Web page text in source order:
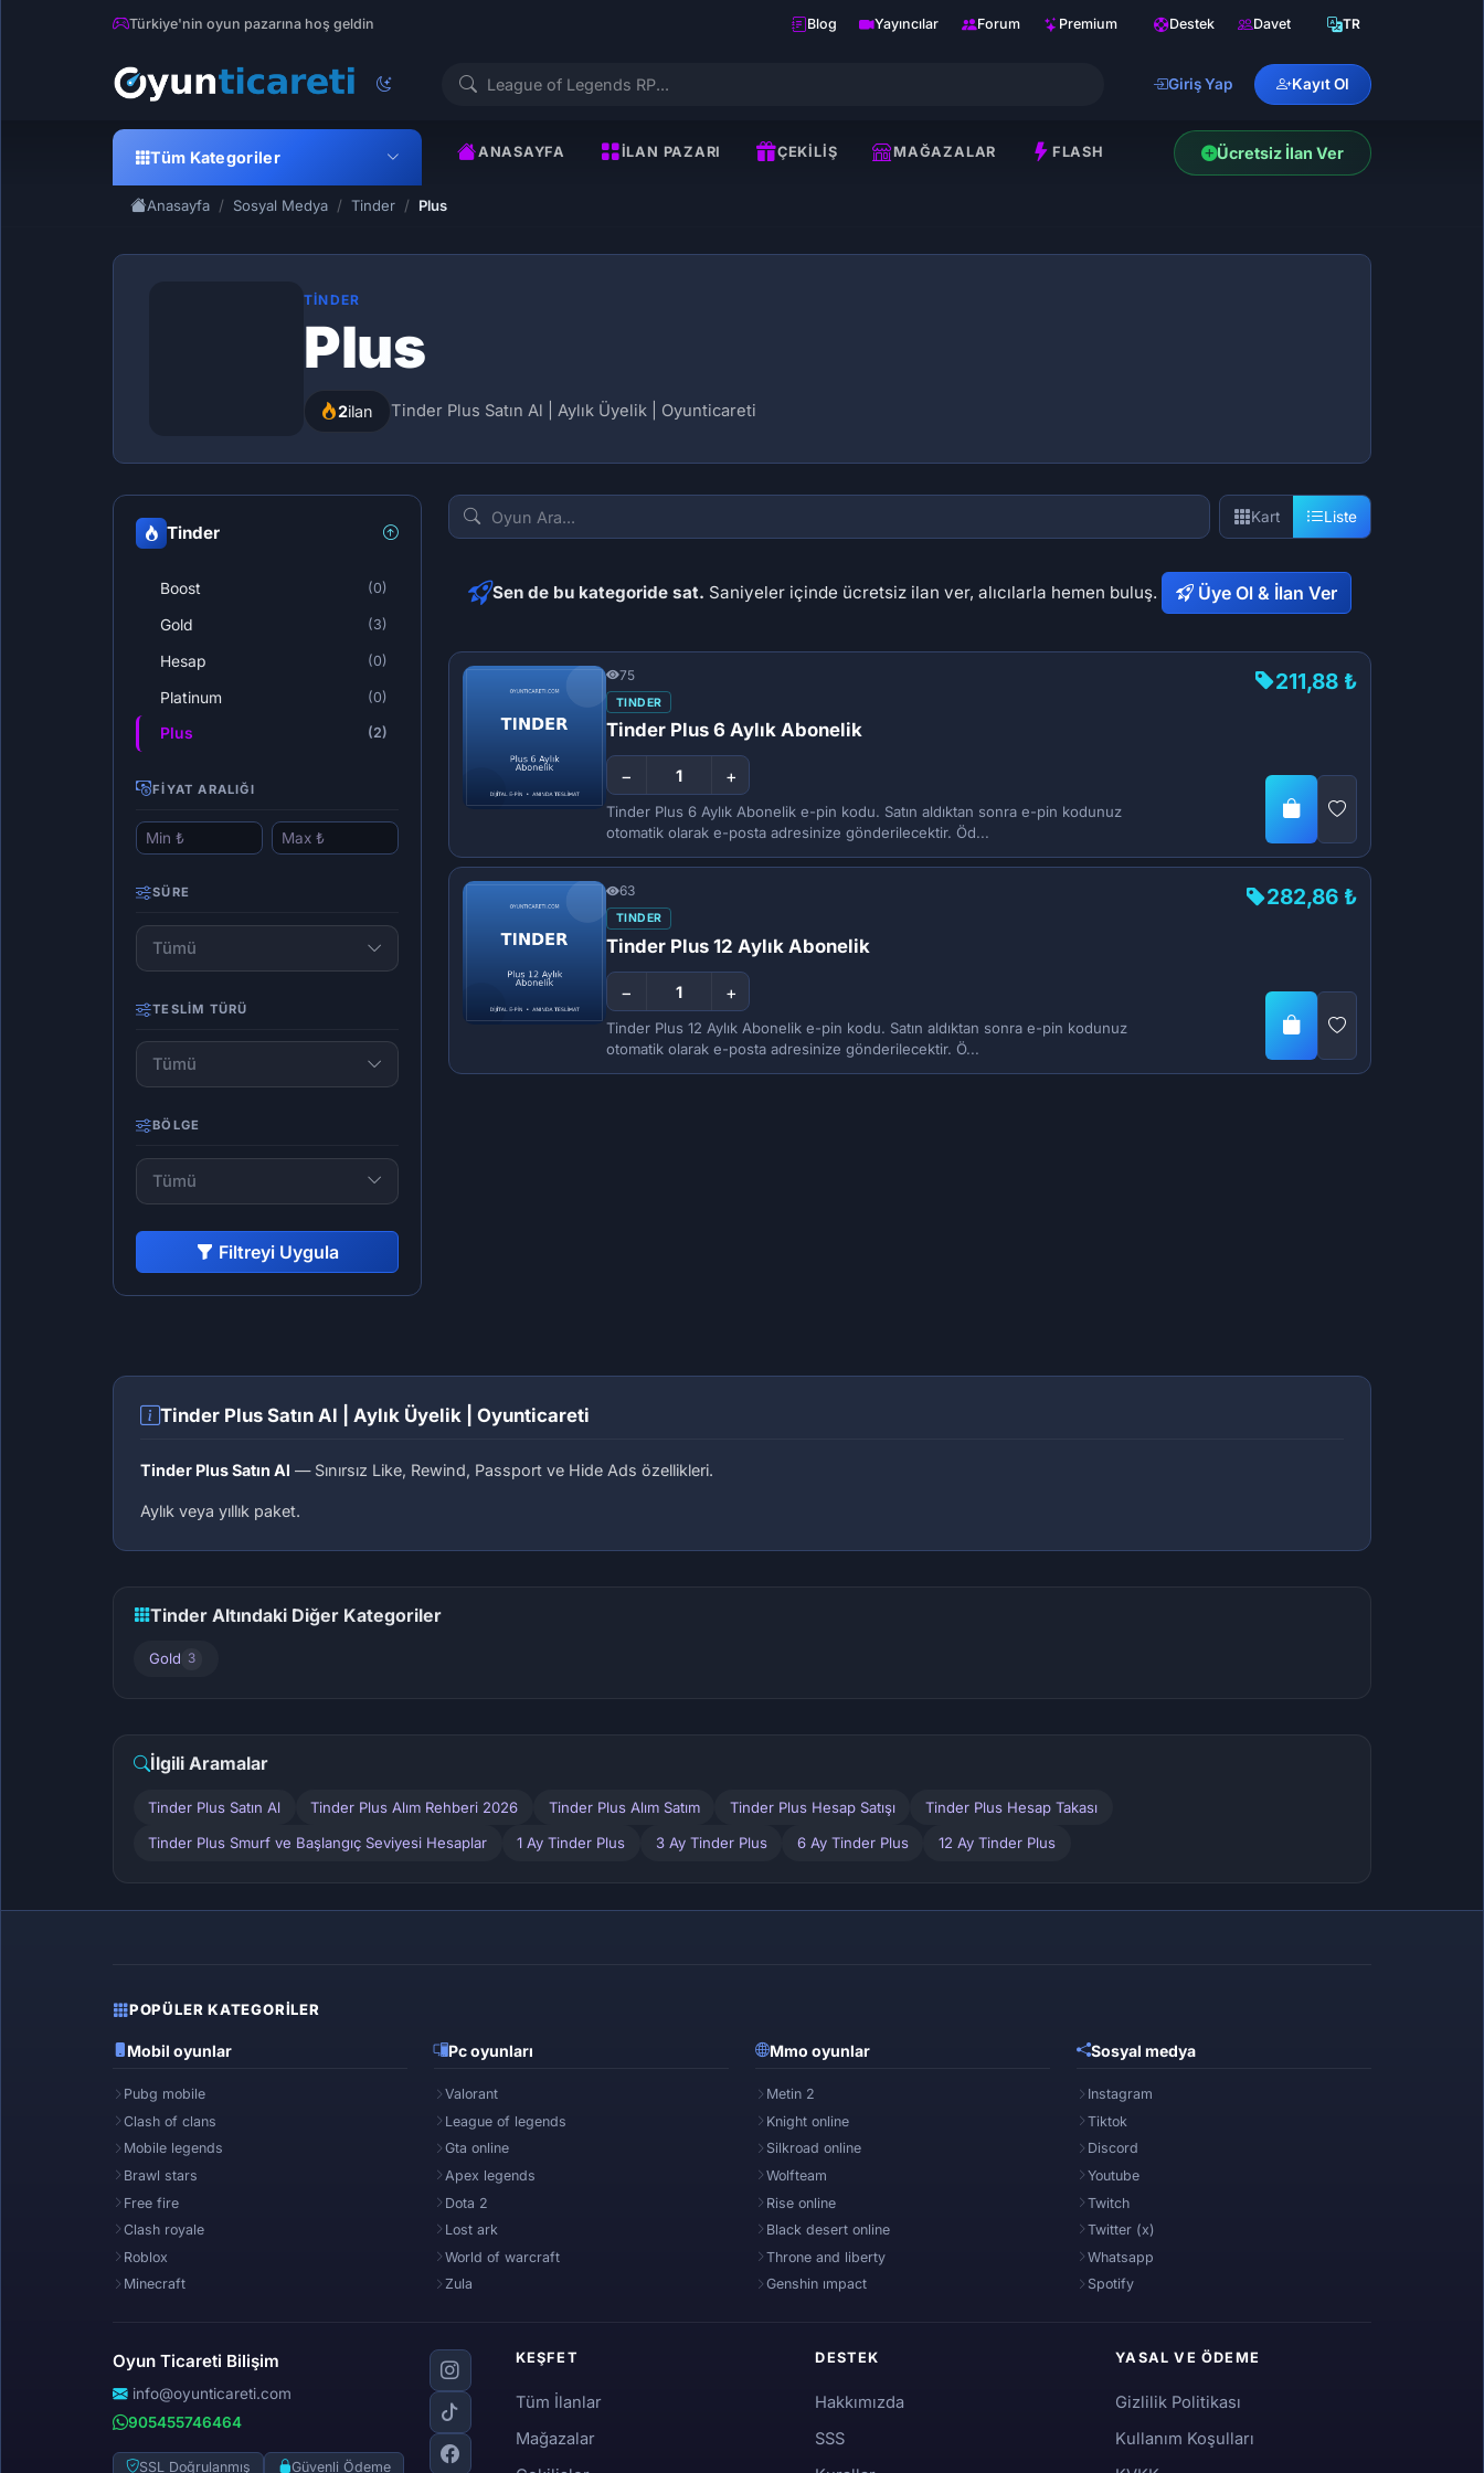
Türkiye'nin oyun pazarına hoş geldin Blog Yayıncılar Forum Premium Destek Davet TR
Giriş Yap Kayıt Ol
Tüm Kategoriler ANASAYFA İLAN PAZARI ÇEKILIŞ MAĞAZALAR FLASH Ücretsiz İlan Ver
Anasayfa Sosyal Medya Tinder Plus
TINDER
Plus
2ilan Tinder Plus Satın Al | Aylık Üyelik | Oyunticareti
Tinder
Boost (0)
Gold (3)
Hesap (0)
Platinum (0)
Plus (2)
FIYAT ARALIĞI
SÜRE
Tümü
TESLIM TÜRÜ
Tümü
BÖLGE
Tümü
Filtreyi Uygula
Kart Liste
Sen de bu kategoride sat. Saniyeler içinde ücretsiz ilan ver, alıcılarla hemen buluş. Üye Ol & İlan Ver
75
TINDER
Tinder Plus 6 Aylık Abonelik
− +
Tinder Plus 6 Aylık Abonelik e-pin kodu. Satın aldıktan sonra e-pin kodunuz
otomatik olarak e-posta adresinize gönderilecektir. Öd...
211,88 ₺
63
TINDER
Tinder Plus 12 Aylık Abonelik
− +
Tinder Plus 12 Aylık Abonelik e-pin kodu. Satın aldıktan sonra e-pin kodunuz
otomatik olarak e-posta adresinize gönderilecektir. Ö...
282,86 ₺
Tinder Plus Satın Al | Aylık Üyelik | Oyunticareti
Tinder Plus Satın Al — Sınırsız Like, Rewind, Passport ve Hide Ads özellikleri.
Aylık veya yıllık paket.
Tinder Altındaki Diğer Kategoriler
Gold 3
İlgili Aramalar
Tinder Plus Satın Al Tinder Plus Alım Rehberi 2026 Tinder Plus Alım Satım Tinder Plus Hesap Satışı Tinder Plus Hesap Takası
Tinder Plus Smurf ve Başlangıç Seviyesi Hesaplar 1 Ay Tinder Plus 3 Ay Tinder Plus 6 Ay Tinder Plus 12 Ay Tinder Plus
POPÜLER KATEGORILER
Mobil oyunlar
Pubg mobile
Clash of clans
Mobile legends
Brawl stars
Free fire
Clash royale
Roblox
Minecraft
Pc oyunları
Valorant
League of legends
Gta online
Apex legends
Dota 2
Lost ark
World of warcraft
Zula
Mmo oyunlar
Metin 2
Knight online
Silkroad online
Wolfteam
Rise online
Black desert online
Throne and liberty
Genshin ımpact
Sosyal medya
Instagram
Tiktok
Discord
Youtube
Twitch
Twitter (x)
Whatsapp
Spotify
Oyun Ticareti Bilişim
info@oyunticareti.com
905455746464
SSL Doğrulanmış Güvenli Ödeme
KEŞFET
Tüm İlanlar
Mağazalar
DESTEK
Hakkımızda
SSS
YASAL VE ÖDEME
Gizlilik Politikası
Kullanım Koşulları